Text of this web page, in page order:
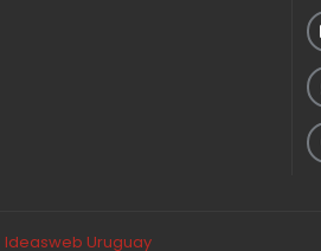
Ideasweb Uruguay